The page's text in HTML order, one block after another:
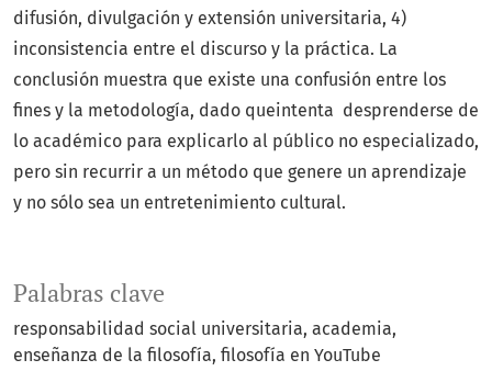
Palabras clave
responsabilidad social universitaria academia
enseñanza de la filosofía filosofía en YouTube
difusión, divulgación y extensión universitaria, 4)
inconsistencia entre el discurso y la práctica. La
conclusión muestra que existe una confusión entre los
fines y la metodología, dado queintenta desprenderse de
lo académico para explicarlo al público no especializado,
pero sin recurrir a un método que genere un aprendizaje
y no sólo sea un entretenimiento cultural.